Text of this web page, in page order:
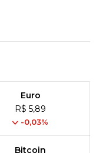
Euro
R$ 5,89
-0,03%
Bitcoin